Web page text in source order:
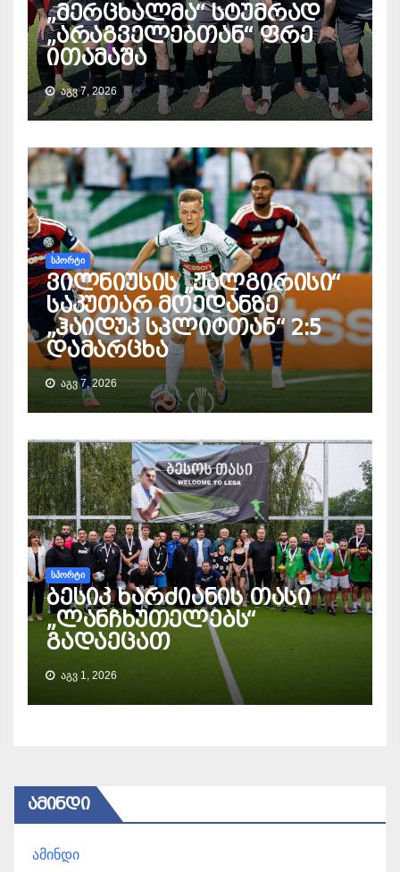
„მერცხალმა“ სტუმრად
„არაგველებთან“ ფრე
ითამაშა
ᲐᲒᲕ 7, 2026
ᲡᲞᲝᲠᲢᲘ
ვილნიუსის „ჟალგირისი“
საკუთარ მოედანზე
„ჰაიდუკ სპლიტთან“ 2:5
დამარცხა
ᲐᲒᲕ 7, 2026
ᲡᲞᲝᲠᲢᲘ
ბესიკ ხარძიანის თასი
„ლანჩხუთელებს“
გადაეცათ
ᲐᲒᲕ 1, 2026
ᲐᲛᲘᲜᲓᲘ
ამინდი